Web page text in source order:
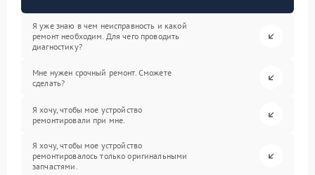
Я уже знаю в чем неисправность и какой
ремонт необходим. Для чего проводить
диагностику?
Мне нужен срочный ремонт. Сможете
сделать?
Я хочу, чтобы мое устройство
ремонтировали при мне.
Я хочу, чтобы мое устройство
ремонтировалось только оригинальными
запчастями.